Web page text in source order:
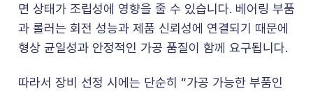
면 상태가 조립성에 영향을 줄 수 있습니다. 베어링 부품
과 롤러는 회전 성능과 제품 신뢰성에 연결되기 때문에
형상 균일성과 안정적인 가공 품질이 함께 요구됩니다.
따라서 장비 선정 시에는 단순히 “가공 가능한 부품인